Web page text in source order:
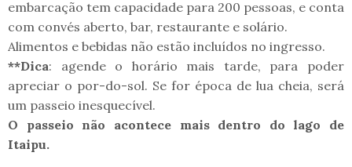
embarcação tem capacidade para 200 pessoas, e conta
com convés aberto, bar, restaurante e solário.
Alimentos e bebidas não estão incluídos no ingresso.
**Dica: agende o horário mais tarde, para poder
apreciar o por-do-sol. Se for época de lua cheia, será
um passeio inesquecível.
O passeio não acontece mais dentro do lago de
Itaipu.